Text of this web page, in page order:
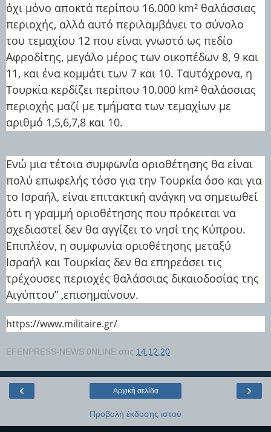
όχι μόνο αποκτά περίπου 16.000 km² θαλάσσιας
περιοχής, αλλά αυτό περιλαμβάνει το σύνολο
του τεμαχίου 12 που είναι γνωστό ως πεδίο
Αφροδίτης, μεγάλο μέρος των οικοπέδων 8, 9 και
11, και ένα κομμάτι των 7 και 10. Ταυτόχρονα, η
Τουρκία κερδίζει περίπου 10.000 km² θαλάσσιας
περιοχής μαζί με τμήματα των τεμαχίων με
αριθμό 1,5,6,7,8 και 10.
Ενώ μια τέτοια συμφωνία οριοθέτησης θα είναι
πολύ επωφελής τόσο για την Τουρκία όσο και για
το Ισραήλ, είναι επιτακτική ανάγκη να σημειωθεί
ότι η γραμμή οριοθέτησης που πρόκειται να
σχεδιαστεί δεν θα αγγίζει το νησί της Κύπρου.
Επιπλέον, η συμφωνία οριοθέτησης μεταξύ
Ισραήλ και Τουρκίας δεν θα επηρεάσει τις
τρέχουσες περιοχές θαλάσσιας δικαιοδοσίας της
Αιγύπτου” ,επισημαίνουν.
https://www.militaire.gr/
EFENPRESS-NEWS 0NLINE στις 14.12.20
‹ ›
Αρχική σελίδα
Προβολή έκδοσης ιστού